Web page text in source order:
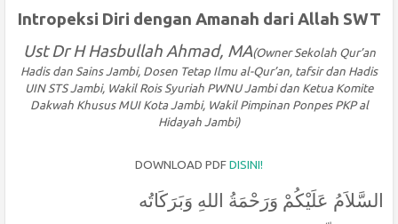
Intropeksi Diri dengan Amanah dari Allah SWT
Ust Dr H Hasbullah Ahmad, MA(Owner Sekolah Qur’an
Hadis dan Sains Jambi, Dosen Tetap Ilmu al-Qur’an, tafsir dan Hadis
UIN STS Jambi, Wakil Rois Syuriah PWNU Jambi dan Ketua Komite
Dakwah Khusus MUI Kota Jambi, Wakil Pimpinan Ponpes PKP al
Hidayah Jambi)
DOWNLOAD PDF DISINI!
السَّلاَمُ عَلَيْكُمْ وَرَحْمَةُ اللهِ وَبَرَكَاتُه